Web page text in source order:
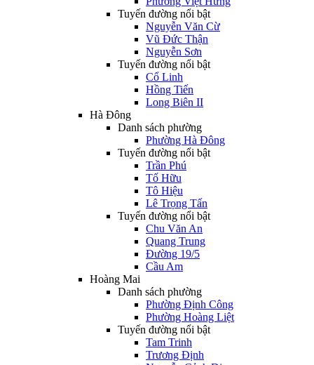
Tuyến đường nổi bật
Nguyễn Văn Cừ
Vũ Đức Thận
Nguyễn Sơn
Tuyến đường nổi bật
Cổ Linh
Hồng Tiến
Long Biên II
Hà Đông
Danh sách phường
Phường Hà Đông
Tuyến đường nổi bật
Trần Phú
Tố Hữu
Tô Hiệu
Lê Trọng Tấn
Tuyến đường nổi bật
Chu Văn An
Quang Trung
Đường 19/5
Cầu Am
Hoàng Mai
Danh sách phường
Phường Định Công
Phường Hoàng Liệt
Tuyến đường nổi bật
Tam Trinh
Trương Định